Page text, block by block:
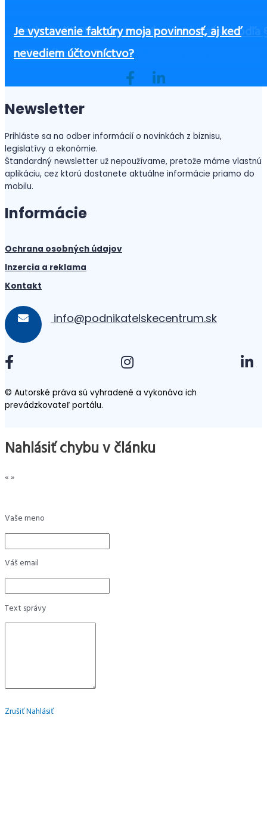
Daňová kontrola nemusí byť strašiakom, ale firmy
by mali byť na ňu pripravené
Keď rozhoduje čas: Ako posilniť firemné cash flow
bez úveru?
Účtovníctvo v Maďarsku – prehľad kľúčových
informácií
Československý daňový a účtovný kongres 2025
Neplatiteľ DPH a povinnosť registrovať sa podľa
a §7a zákona o DPH
Je vystavenie faktúry moja povinnosť, aj keď
nevediem účtovníctvo?
Newsletter
Prihláste sa na odber informácií o novinkách z biznisu,
legislatívy a ekonómie.
Štandardný newsletter už nepoužívame, pretože máme vlastnú
aplikáciu, cez ktorú dostanete aktuálne informácie priamo do
mobilu.
Informácie
Ochrana osobných údajov
Inzercia a reklama
Kontakt
info@podnikatelskecentrum.sk
© Autorské práva sú vyhradené a vykonáva ich
prevádzkovateľ portálu.
Nahlásiť chybu v článku
«»
Vaše meno
Váš email
Text správy
ZrušiťNahlásiť